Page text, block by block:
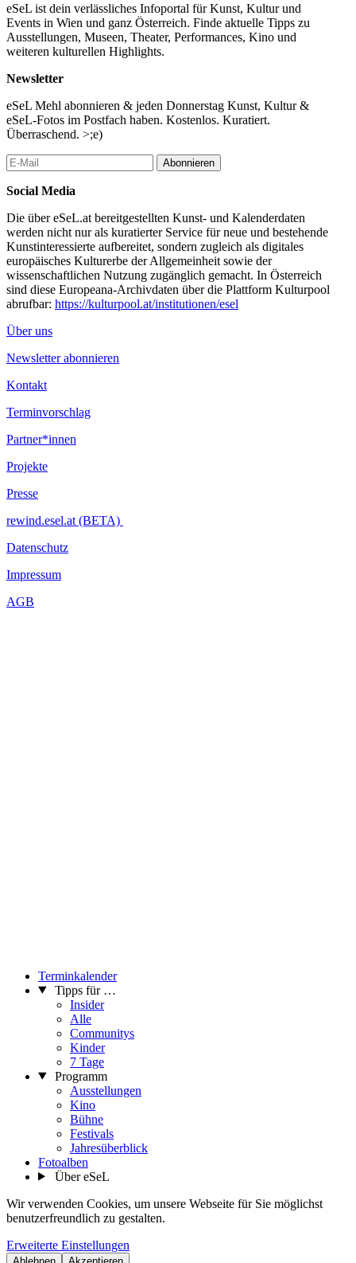
eSeL ist dein verlässliches Infoportal für Kunst, Kultur und
Events in Wien und ganz Österreich. Finde aktuelle Tipps zu
Ausstellungen, Museen, Theater, Performances, Kino und
weiteren kulturellen Highlights.
Newsletter
eSeL Mehl abonnieren & jeden Donnerstag Kunst, Kultur &
eSeL-Fotos im Postfach haben. Kostenlos. Kuratiert.
Überraschend. >;e)
Abonnieren
Social Media
Die über eSeL.at bereitgestellten Kunst- und Kalenderdaten
werden nicht nur als kuratierter Service für neue und bestehende
Kunstinteressierte aufbereitet, sondern zugleich als digitales
europäisches Kulturerbe der Allgemeinheit sowie der
wissenschaftlichen Nutzung zugänglich gemacht. In Österreich
sind diese Europeana-Archivdaten über die Plattform Kulturpool
abrufbar: https://kulturpool.at/institutionen/esel
Über uns
Newsletter abonnieren
Kontakt
Terminvorschlag
Partner*innen
Projekte
Presse
rewind.esel.at (BETA)
Datenschutz
Impressum
AGB
Terminkalender
Tipps für …
Insider
Alle
Communitys
Kinder
7 Tage
Programm
Ausstellungen
Kino
Bühne
Festivals
Jahresüberblick
Fotoalben
Über eSeL
Wir verwenden Cookies, um unsere Webseite für Sie möglichst
benutzerfreundlich zu gestalten.
Erweiterte Einstellungen